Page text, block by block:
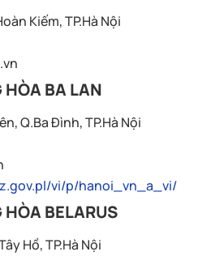
Kiếm, TP.Hà Nội
BA LAN
Q.Ba Đình, TP.Hà Nội
vi/p/hanoi_vn_a_vi/
BELARUS
Hồ, TP.Hà Nội